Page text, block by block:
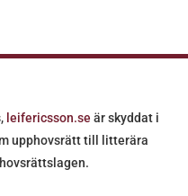
leifericsson.se är skyddat i
upphovsrätt till litterära